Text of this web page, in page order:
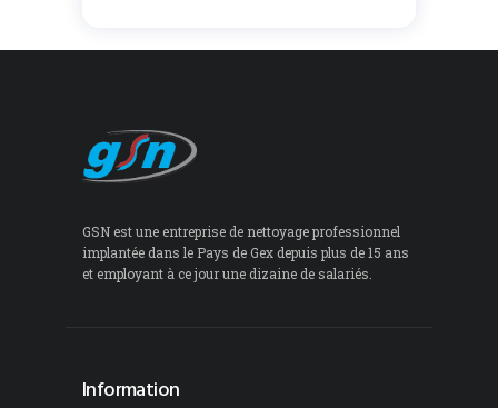
GSN est une entreprise de nettoyage professionnel
implantée dans le Pays de Gex depuis plus de 15 ans
et employant à ce jour une dizaine de salariés.
Information